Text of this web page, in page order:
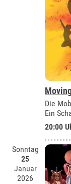
Die
Ein
20:00
Sonntag
25
Januar
2026